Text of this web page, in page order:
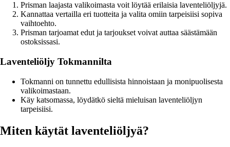
Prisman laajasta valikoimasta voit löytää erilaisia laventeliöljyjä.
Kannattaa vertailla eri tuotteita ja valita omiin tarpeisiisi sopiva
vaihtoehto.
Prisman tarjoamat edut ja tarjoukset voivat auttaa säästämään
ostoksissasi.
Laventeliöljy Tokmannilta
Tokmanni on tunnettu edullisista hinnoistaan ja monipuolisesta
valikoimastaan.
Käy katsomassa, löydätkö sieltä mieluisan laventeliöljyn
tarpeisiisi.
Miten käytät laventeliöljyä?